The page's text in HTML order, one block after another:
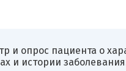
и опрос пациента о
и истории